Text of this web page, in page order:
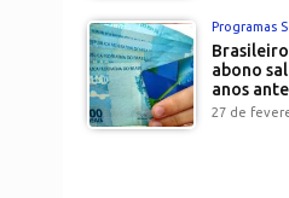
Programas
abono
anos
27 de